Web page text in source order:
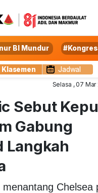
BI Mundur
Klasemen Jadwal
Selasa , 07 Mar
Sebut
Gabung
Langkah
Chelsea